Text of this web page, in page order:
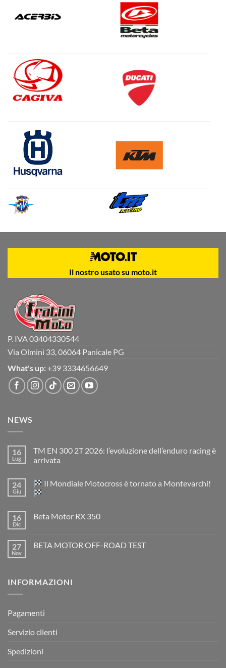
Il nostro usato su moto.it
P. IVA 03404330544
Via Olmini 33, 06064 Panicale PG
What's up: +39 3334656649
NEWS
16
Lug
TM EN 300 2T 2026: l’evoluzione dell’enduro racing è
arrivata
su
TM
EN
2026:
è
arrivata
24
Giu
Il Mondiale Motocross è tornato a Montevarchi!
su
Motocross
è
16
Dic
Beta Motor RX 350
Beta
27
Nov
BETA MOTOR OFF-ROAD TEST
MOTOR
INFORMAZIONI
Pagamenti
Servizio clienti
Spedizioni